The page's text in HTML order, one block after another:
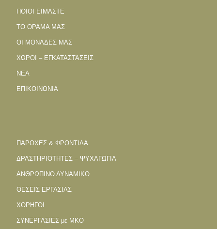
ΠΟΙΟΙ ΕΙΜΑΣΤΕ
ΤΟ ΟΡΑΜΑ ΜΑΣ
ΟΙ ΜΟΝΑΔΕΣ ΜΑΣ
ΧΩΡΟΙ – ΕΓΚΑΤΑΣΤΑΣΕΙΣ
ΝΕΑ
ΕΠΙΚΟΙΝΩΝΙΑ
ΠΑΡΟΧΕΣ & ΦΡΟΝΤΙΔΑ
ΔΡΑΣΤΗΡΙΟΤΗΤΕΣ – ΨΥΧΑΓΩΓΙΑ
ΑΝΘΡΩΠΙΝΟ ΔΥΝΑΜΙΚΟ
ΘΕΣΕΙΣ ΕΡΓΑΣΙΑΣ
ΧΟΡΗΓΟΙ
ΣΥΝΕΡΓΑΣΙΕΣ με ΜΚΟ